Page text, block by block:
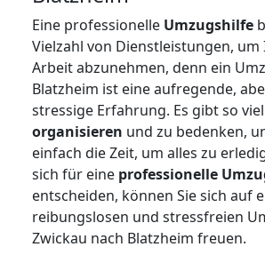
Eine professionelle Umzugshilfe
Vielzahl von Dienstleistungen, um
Arbeit abzunehmen, denn ein
Blatzheim ist eine aufregende,
stressige Erfahrung. Es gibt so
organisieren und zu bedenken,
einfach die Zeit, um alles zu
sich für eine professionelle
entscheiden, können Sie sich auf
reibungslosen und stressfreien
Zwickau nach Blatzheim freuen.